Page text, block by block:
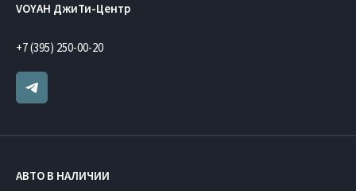
VOYAH ДжиТи-Центр
+7 (395) 250-00-20
АВТО В НАЛИЧИИ